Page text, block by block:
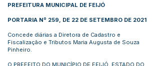
PREFEITURA MUNICIPAL DE FEIJÓ
PORTARIA Nº 259, DE 22 DE SETEMBRO DE 2021
Concede diárias a Diretora de Cadastro e
Fiscalização e Tributos Maria Augusta de Souza
Pinheiro.
O PREFEITO DO MUNICÍPIO DE FEIJÓ, ESTADO DO